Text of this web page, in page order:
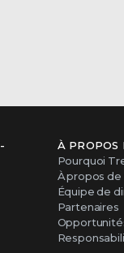
À PROPOS
Pourquoi
À propos
Équipe de
Partenaires